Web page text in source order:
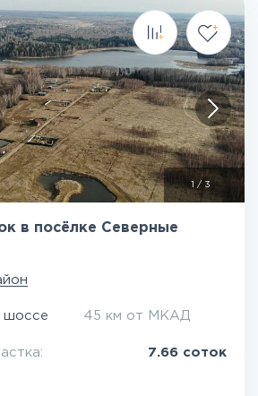
1 / 3
в посёлке Северные
шоссе 45 км от МКАД
7.66 соток